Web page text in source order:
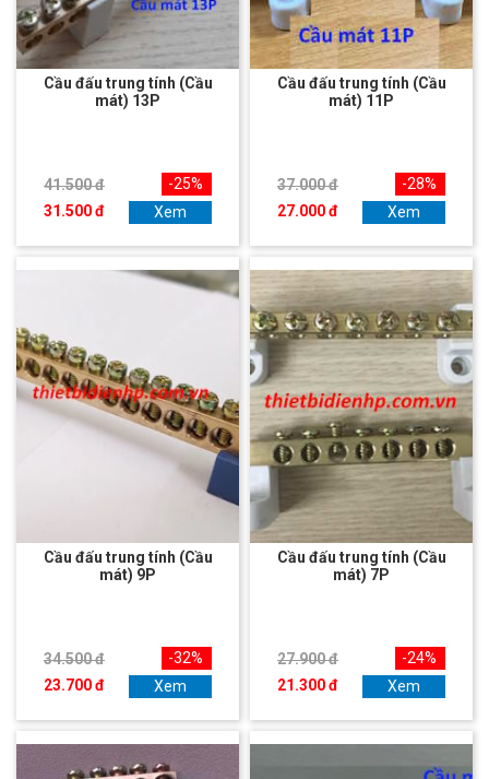
Cầu đấu trung tính (Cầu
mát) 13P
41.500 đ
31.500 đ
-25%
Xem
Cầu đấu trung tính (Cầu
mát) 11P
37.000 đ
27.000 đ
-28%
Xem
Cầu đấu trung tính (Cầu
mát) 9P
34.500 đ
23.700 đ
-32%
Xem
Cầu đấu trung tính (Cầu
mát) 7P
27.900 đ
21.300 đ
-24%
Xem